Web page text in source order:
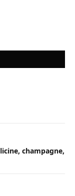
champagne,